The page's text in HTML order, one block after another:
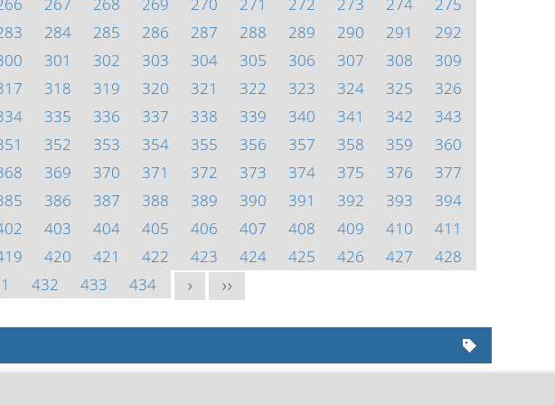
284 285 286 287 288 289 290 291
292
301 302 303 304 305 306 307 308
309
318 319 320 321 322 323 324 325
326
335 336 337 338 339 340 341 342
343
352 353 354 355 356 357 358 359
360
369 370 371 372 373 374 375 376
377
386 387 388 389 390 391 392 393
394
403 404 405 406 407 408 409 410
411
420 421 422 423 424 425 426 427
428
432 433 434 > >>